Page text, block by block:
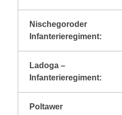
Nischegoroder
Infanterieregiment:
Ladoga –
Infanterieregiment:
Poltawer